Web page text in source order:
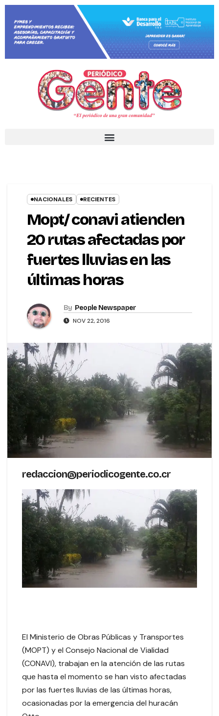
NACIONALES RECIENTES
Mopt/ conavi atienden
20 rutas afectadas por
fuertes lluvias en las
últimas horas
By People Newspaper
NOV 22, 2016
redaccion@periodicogente.co.cr
El Ministerio de Obras Públicas y Transportes
(MOPT) y el Consejo Nacional de Vialidad
(CONAVI), trabajan en la atención de las rutas
que hasta el momento se han visto afectadas
por las fuertes lluvias de las últimas horas,
ocasionadas por la emergencia del huracán